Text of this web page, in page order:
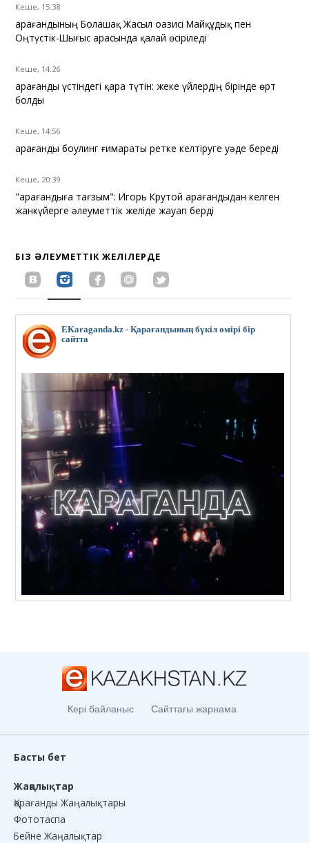
Кеше, 15:38
Қарағандының Болашақ Жасыл оазисі Майқұдық пен
Оңтүстік-Шығыс арасында қалай өсіріледі
Кеше, 14:26
Қарағанды үстіндегі қара түтін: жеке үйлердің бірінде өрт
болды
Кеше, 14:56
Қарағанды боулинг ғимараты ретке келтіруге уәде береді
Кеше, 20:39
"Қарағандыға тағзым": Игорь Крутой Қарағандыдан келген
жанкүйерге әлеуметтік желіде жауап берді
БІЗ ӘЛЕУМЕТТІК ЖЕЛІЛЕРДЕ
EKaraganda.kz - Қарағандының бүкіл өмірі бір
сайтта
Кері байланыс Сайттағы жарнама
Басты бет
Жаңалықтар
Қарағанды Жаңалықтары
Фототаспа
Бейне Жаңалықтар